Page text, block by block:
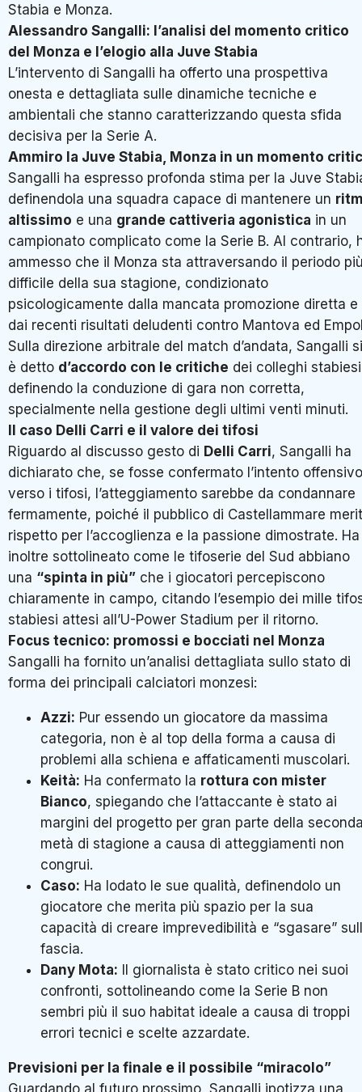
Stabia e Monza.
Alessandro Sangalli: l’analisi del momento critico
del Monza e l’elogio alla Juve Stabia
L’intervento di Sangalli ha offerto una prospettiva
onesta e dettagliata sulle dinamiche tecniche e
ambientali che stanno caratterizzando questa sfida
decisiva per la Serie A.
Ammiro la Juve Stabia, Monza in un momento
Sangalli ha espresso profonda stima per la Juve
definendola una squadra capace di mantenere un
altissimo e una grande cattiveria agonistica in un
campionato complicato come la Serie B. Al contrario,
ammesso che il Monza sta attraversando il periodo
difficile della sua stagione, condizionato
psicologicamente dalla mancata promozione diretta e
dai recenti risultati deludenti contro Mantova ed
Sulla direzione arbitrale del match d’andata, Sangalli si
è detto d’accordo con le critiche dei colleghi
definendo la conduzione di gara non corretta,
specialmente nella gestione degli ultimi venti minuti.
Il caso Delli Carri e il valore dei tifosi
Riguardo al discusso gesto di Delli Carri, Sangalli ha
dichiarato che, se fosse confermato l’intento offensivo
verso i tifosi, l’atteggiamento sarebbe da condannare
fermamente, poiché il pubblico di Castellammare
rispetto per l’accoglienza e la passione dimostrate. Ha
inoltre sottolineato come le tifoserie del Sud abbiano
una “spinta in più” che i giocatori percepiscono
chiaramente in campo, citando l’esempio dei mille
stabiesi attesi all’U-Power Stadium per il ritorno.
Focus tecnico: promossi e bocciati nel Monza
Sangalli ha fornito un’analisi dettagliata sullo stato di
forma dei principali calciatori monzesi:
Azzi: Pur essendo un giocatore da massima
categoria, non è al top della forma a causa di
problemi alla schiena e affaticamenti muscolari.
Keità: Ha confermato la rottura con mister
Bianco, spiegando che l’attaccante è stato ai
margini del progetto per gran parte della
metà di stagione a causa di atteggiamenti non
congrui.
Caso: Ha lodato le sue qualità, definendolo un
giocatore che merita più spazio per la sua
capacità di creare imprevedibilità e “sgasare”
fascia.
Dany Mota: Il giornalista è stato critico nei suoi
confronti, sottolineando come la Serie B non
sembri più il suo habitat ideale a causa di troppi
errori tecnici e scelte azzardate.
Previsioni per la finale e il possibile “miracolo”
Guardando al futuro prossimo, Sangalli ipotizza una